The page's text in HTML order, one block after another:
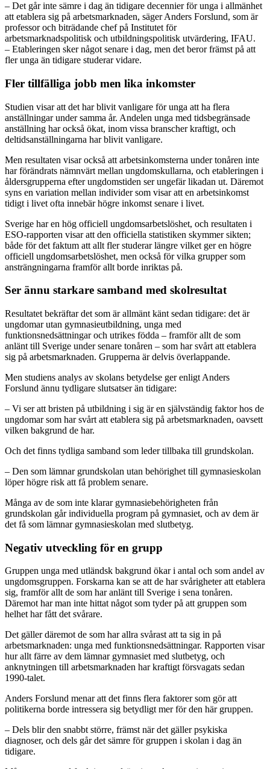
– Det går inte sämre i dag än tidigare decennier för unga i allmänhet
att etablera sig på arbetsmarknaden, säger Anders Forslund, som är
professor och biträdande chef på Institutet för
arbetsmarknadspolitisk och utbildningspolitisk utvärdering, IFAU.
– Etableringen sker något senare i dag, men det beror främst på att
fler unga än tidigare studerar vidare.
Fler tillfälliga jobb men lika inkomster
Studien visar att det har blivit vanligare för unga att ha flera
anställningar under samma år. Andelen unga med tidsbegränsade
anställning har också ökat, inom vissa branscher kraftigt, och
deltidsanställningarna har blivit vanligare.
Men resultaten visar också att arbetsinkomsterna under tonåren inte
har förändrats nämnvärt mellan ungdomskullarna, och etableringen i
åldersgrupperna efter ungdomstiden ser ungefär likadan ut. Däremot
syns en variation mellan individer som visar att en arbetsinkomst
tidigt i livet ofta innebär högre inkomst senare i livet.
Sverige har en hög officiell ungdomsarbetslöshet, och resultaten i
ESO-rapporten visar att den officiella statistiken skymmer sikten;
både för det faktum att allt fler studerar längre vilket ger en högre
officiell ungdomsarbetslöshet, men också för vilka grupper som
ansträngningarna framför allt borde inriktas på.
Ser ännu starkare samband med skolresultat
Resultatet bekräftar det som är allmänt känt sedan tidigare: det är
ungdomar utan gymnasieutbildning, unga med
funktionsnedsättningar och utrikes födda – framför allt de som
anlänt till Sverige under senare tonåren – som har svårt att etablera
sig på arbetsmarknaden. Grupperna är delvis överlappande.
Men studiens analys av skolans betydelse ger enligt Anders
Forslund ännu tydligare slutsatser än tidigare:
– Vi ser att bristen på utbildning i sig är en självständig faktor hos de
ungdomar som har svårt att etablera sig på arbetsmarknaden, oavsett
vilken bakgrund de har.
Och det finns tydliga samband som leder tillbaka till grundskolan.
– Den som lämnar grundskolan utan behörighet till gymnasieskolan
löper högre risk att få problem senare.
Många av de som inte klarar gymnasiebehörigheten från
grundskolan går individuella program på gymnasiet, och av dem är
det få som lämnar gymnasieskolan med slutbetyg.
Negativ utveckling för en grupp
Gruppen unga med utländsk bakgrund ökar i antal och som andel av
ungdomsgruppen. Forskarna kan se att de har svårigheter att etablera
sig, framför allt de som har anlänt till Sverige i sena tonåren.
Däremot har man inte hittat något som tyder på att gruppen som
helhet har fått det svårare.
Det gäller däremot de som har allra svårast att ta sig in på
arbetsmarknaden: unga med funktionsnedsättningar. Rapporten visar
hur allt färre av dem lämnar gymnasiet med slutbetyg, och
anknytningen till arbetsmarknaden har kraftigt försvagats sedan
1990-talet.
Anders Forslund menar att det finns flera faktorer som gör att
politikerna borde intressera sig betydligt mer för den här gruppen.
– Dels blir den snabbt större, främst när det gäller psykiska
diagnoser, och dels går det sämre för gruppen i skolan i dag än
tidigare.